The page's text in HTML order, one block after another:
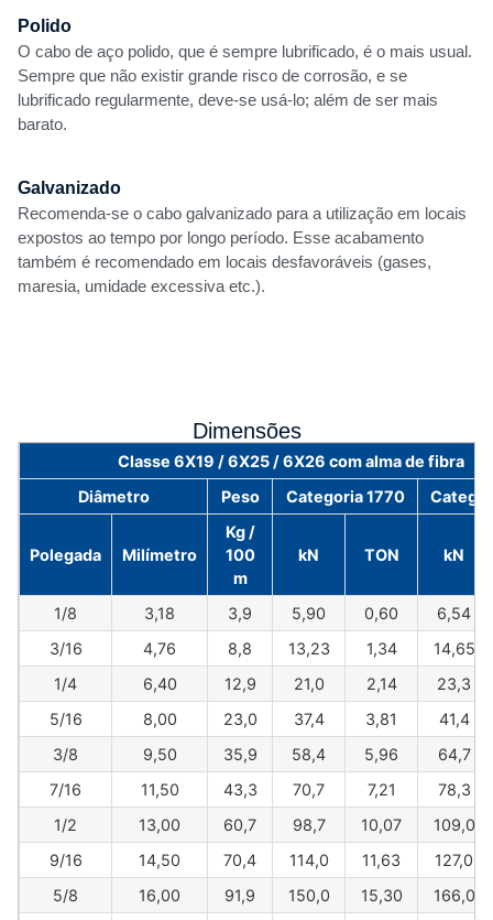
Polido
O cabo de aço polido, que é sempre lubrificado, é o mais usual.
Sempre que não existir grande risco de corrosão, e se
lubrificado regularmente, deve-se usá-lo; além de ser mais
barato.
Galvanizado
Recomenda-se o cabo galvanizado para a utilização em locais
expostos ao tempo por longo período. Esse acabamento
também é recomendado em locais desfavoráveis (gases,
maresia, umidade excessiva etc.).
Dimensões
Classe 6X19 / 6X25 / 6X26 com alma de fibra
Diâmetro
Peso Categoria 1770
Polegada Milímetro
Kg /
100
m
kN TON kN
1/8 3,18 3,9 5,90 0,60
6,54
3/16
4,76 8,8 13,23 1,34
14,65
1/4
6,40 12,9 21,0 2,14
23,3
5/16
8,00 23,0 37,4 3,81
41,4
3/8
9,50 35,9 58,4 5,96
64,7
7/16
11,50 43,3 70,7 7,21
78,3
1/2
13,00 60,7 98,7 10,07
109,0
9/16
14,50 70,4 114,0 11,63
127,0
5/8
16,00 91,9 150,0 15,30
166,0